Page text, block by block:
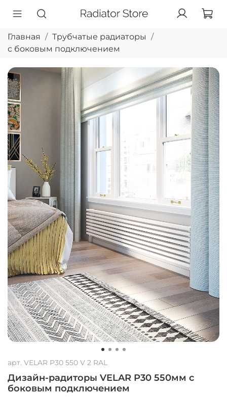
Главная
Трубчатые радиаторы
с боковым подключением
арт. VELAR P30 550 V 2 RAL
Дизайн-радиторы VELAR P30 550мм с
боковым подключением